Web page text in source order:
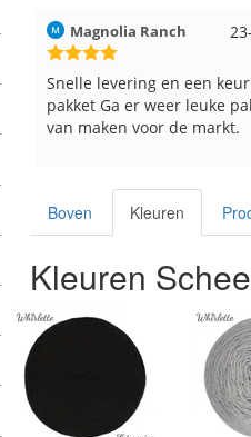
23-
Magnolia Ranch
Snelle levering en een keurig
pakket Ga er weer leuke
van maken voor de markt.
Boven Kleuren
Kleuren